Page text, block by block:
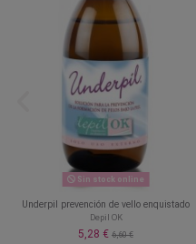
Sin stock online
Underpil prevención de vello enquistado
Depil OK
5,28 € 6,60 €